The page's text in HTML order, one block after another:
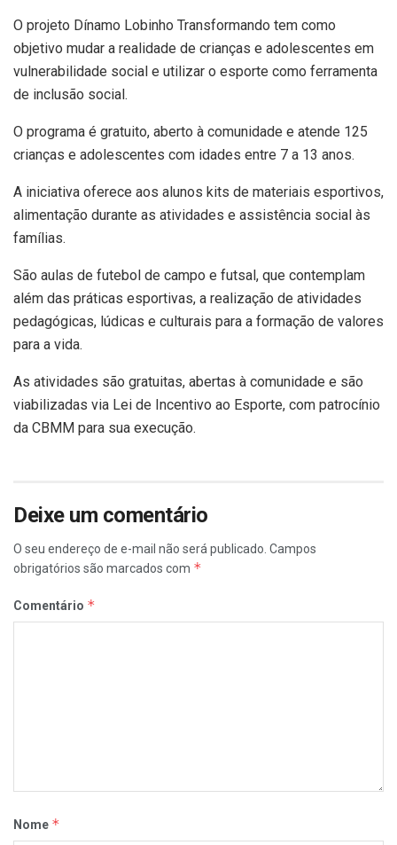
O projeto Dínamo Lobinho Transformando tem como
objetivo mudar a realidade de crianças e adolescentes em
vulnerabilidade social e utilizar o esporte como ferramenta
de inclusão social.
O programa é gratuito, aberto à comunidade e atende 125
crianças e adolescentes com idades entre 7 a 13 anos.
A iniciativa oferece aos alunos kits de materiais esportivos,
alimentação durante as atividades e assistência social às
famílias.
São aulas de futebol de campo e futsal, que contemplam
além das práticas esportivas, a realização de atividades
pedagógicas, lúdicas e culturais para a formação de valores
para a vida.
As atividades são gratuitas, abertas à comunidade e são
viabilizadas via Lei de Incentivo ao Esporte, com patrocínio
da CBMM para sua execução.
Deixe um comentário
O seu endereço de e-mail não será publicado. Campos
obrigatórios são marcados com *
Comentário *
Nome *